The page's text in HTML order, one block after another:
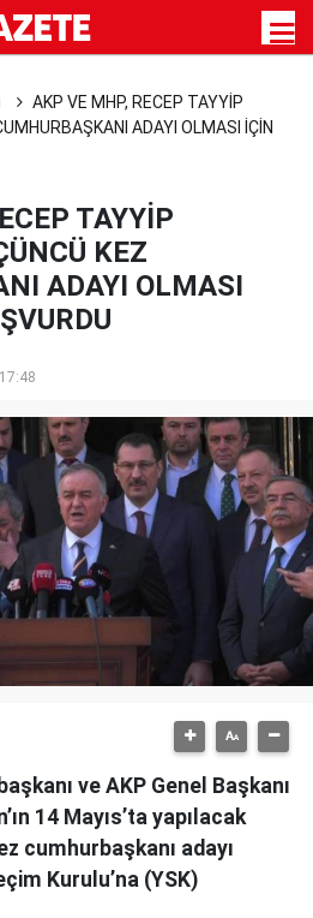
AKP VE MHP, RECEP TAYYİP
ADAYI OLMASI İÇİN
TAYYİP
KEZ
ADAYI OLMASI
ve AKP Genel Başkanı
14 Mayıs’ta yapılacak
cumhurbaşkanı adayı
Kurulu’na (YSK)